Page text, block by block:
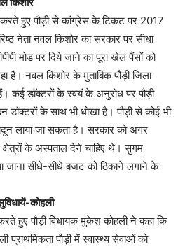
हुए पौड़ी से कांग्रेस के टिकट पर 2017
नेता नवल किशोर का सरकार पर सीधा
मोड पर दिये जाने का पूरा खेल पैंसों को
है। नवल किशोर के मुताबिक पौड़ी जिला
कई डाॅक्टरों के स्वयं के अनुरोध पर पौड़ी
डाॅक्टरों के साथ भी धोखा है। पौड़ी से कोई भी
लाया जा सकता है। सरकार को अगर
क्षेत्रों के अस्पताल देने चाहिए थे। सुगम
जाना सीधे-सीधे बजट को ठिकाने लगाने के
कोहली
हुए पौड़ी विधायक मुकेश कोहली ने कहा कि
प्राथमिकता पौड़ी में स्वास्थ्य सेवाओं को